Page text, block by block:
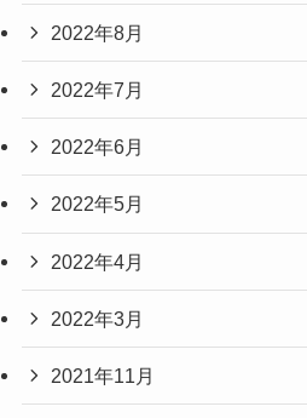
2022年8月
2022年7月
2022年6月
2022年5月
2022年4月
2022年3月
2021年11月